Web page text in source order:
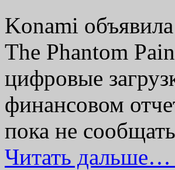
Konami
The Phantom
цифровые
финансовом
пока не
Читать дальше…